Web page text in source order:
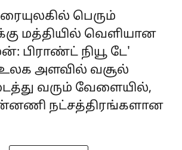
பெரும்
மத்தியில் வெளியான
பிராண்ட் நியூ டே'
அளவில் வசூல்
வரும் வேளையில்,
நட்சத்திரங்களான